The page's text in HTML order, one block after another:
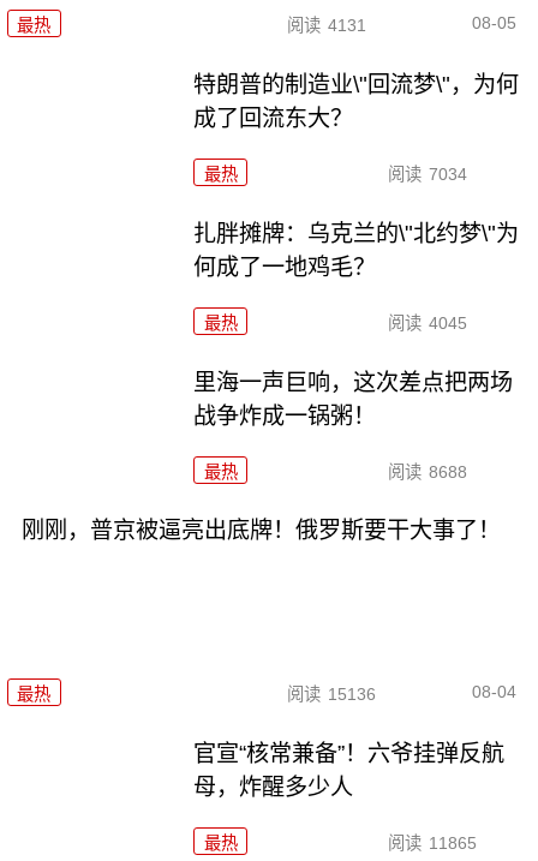
最热 阅读 4131 08-05
特朗普的制造业\"回流梦\"，为何
成了回流东大？
最热 阅读 7034
扎胖摊牌：乌克兰的\"北约梦\"为
何成了一地鸡毛？
最热 阅读 4045
里海一声巨响，这次差点把两场
战争炸成一锅粥！
最热 阅读 8688
刚刚，普京被逼亮出底牌！俄罗斯要干大事了！
最热 阅读 15136 08-04
官宣“核常兼备”！六爷挂弹反航
母，炸醒多少人
最热 阅读 11865